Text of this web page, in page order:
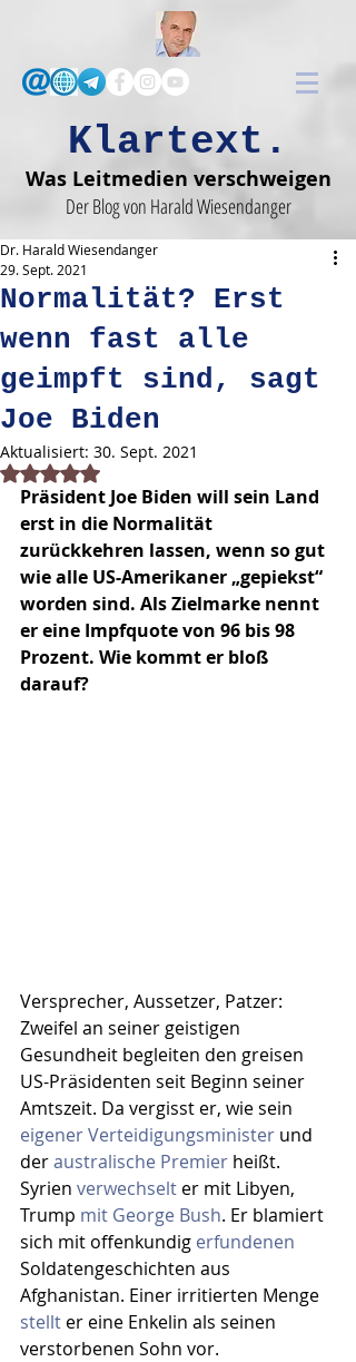
Klartext.
Was Leitmedien verschweigen
Der Blog von Harald Wiesendanger
Normalität? Erst
wenn fast alle
geimpft sind, sagt
Joe Biden
Dr. Harald Wiesendanger
29. Sept. 2021
Aktualisiert: 30. Sept. 2021
Mit NaN von 5 Sternen bewertet.
Präsident Joe Biden will sein Land
erst in die Normalität
zurückkehren lassen, wenn so gut
wie alle US-Amerikaner „gepiekst“
worden sind. Als Zielmarke nennt
er eine Impfquote von 96 bis 98
Prozent. Wie kommt er bloß
darauf?
Versprecher, Aussetzer, Patzer:
Zweifel an seiner geistigen
Gesundheit begleiten den greisen
US-Präsidenten seit Beginn seiner
Amtszeit. Da vergisst er, wie sein
eigener Verteidigungsminister und
der australische Premier heißt.
Syrien verwechselt er mit Libyen,
Trump mit George Bush. Er blamiert
sich mit offenkundig erfundenen
Soldatengeschichten aus
Afghanistan. Einer irritierten Menge
stellt er eine Enkelin als seinen
verstorbenen Sohn vor.